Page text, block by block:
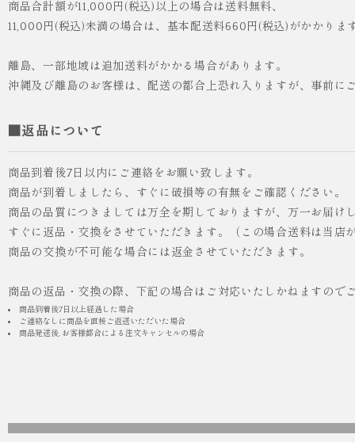
商品合計額が11,000円(税込)以上の場合は送料無料、
11,000円(税込)未満の場合は、基本配送料660円(税込)がかかりま
離島、一部地域は追加送料がかかる場合があります。
沖縄及び離島のお客様は、配送の都合上恐れ入りますが、事前に
■返品について
商品到着後7日以内にご連絡をお願い致します。
商品が到着しましたら、すぐに破損等の有無をご確認ください。
商品の品質につきましては万全を期しておりますが、万一お届
すぐに返品・交換をさせていただきます。（この場合送料は当店
商品の交換が不可能な場合には返金させていただきます。
商品の返品・交換の際、下記の場合はご対応いたしかねますので
商品到着後7日以上経過した場合
ご連絡なしに商品を直接ご返送いただいた場合
商品発送後, お客様都合による注文キャンセルの場合